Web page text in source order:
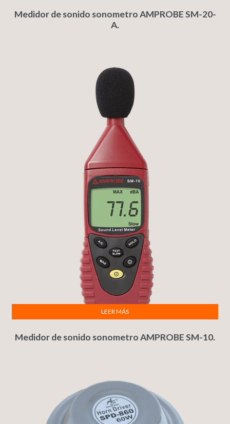
Medidor de sonido sonometro AMPROBE SM-20-
A.
Medidor de sonido sonometro AMPROBE SM-10.
LEER MÁS